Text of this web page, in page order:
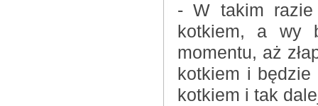
- W takim
kotkiem, a wy
momentu, aż
kotkiem i będzie
kotkiem i tak